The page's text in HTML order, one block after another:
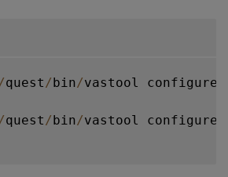
/quest /bin/vastool configure
/quest /bin/vastool configure